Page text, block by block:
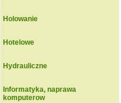
Holowanie
Hotelowe
Hydrauliczne
Informatyka, naprawa
komputerow